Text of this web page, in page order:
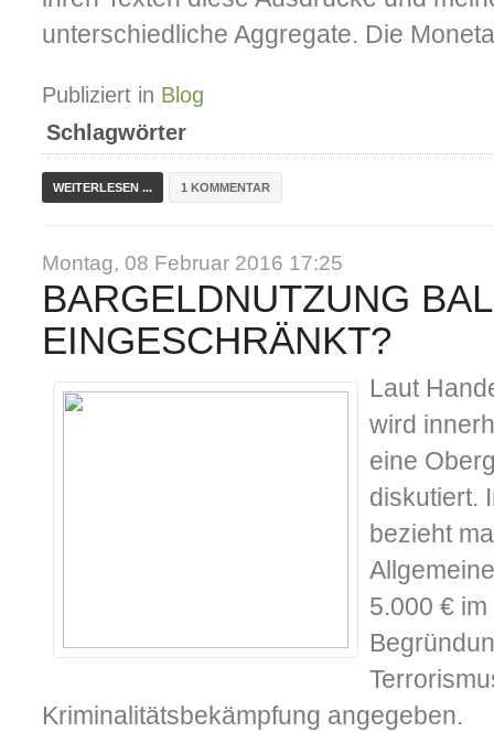
unterschiedliche Aggregate. Die
Publiziert in Blog
Schlagwörter
1 KOMMENTAR
WEITERLESEN ...
Montag, 08 Februar 2016 17:25
BARGELDNUTZUNG
EINGESCHRÄNKT?
Laut
wird
eine
diskutiert.
bezieht
5.000 €
Kriminalitätsbekämpfung angegeben.